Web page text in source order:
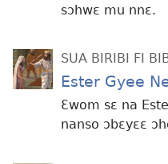
sɔhwɛ mu nnɛ.
SUA BIRIBI FI
Ester Gyee
Ɛwom sɛ na
nanso ɔbɛyɛɛ